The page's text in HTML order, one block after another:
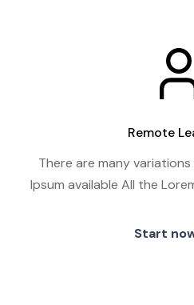
Remote
There are many
Ipsum available All the
Start